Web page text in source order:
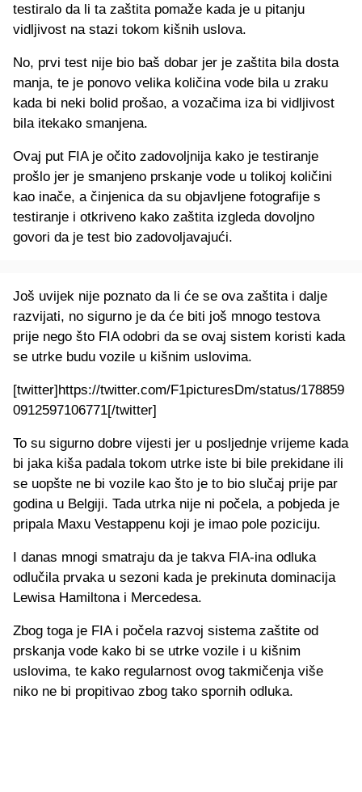
testiralo da li ta zaštita pomaže kada je u pitanju
vidljivost na stazi tokom kišnih uslova.
No, prvi test nije bio baš dobar jer je zaštita bila dosta
manja, te je ponovo velika količina vode bila u zraku
kada bi neki bolid prošao, a vozačima iza bi vidljivost
bila itekako smanjena.
Ovaj put FIA je očito zadovoljnija kako je testiranje
prošlo jer je smanjeno prskanje vode u tolikoj količini
kao inače, a činjenica da su objavljene fotografije s
testiranje i otkriveno kako zaštita izgleda dovoljno
govori da je test bio zadovoljavajući.
Još uvijek nije poznato da li će se ova zaštita i dalje
razvijati, no sigurno je da će biti još mnogo testova
prije nego što FIA odobri da se ovaj sistem koristi kada
se utrke budu vozile u kišnim uslovima.
[twitter]https://twitter.com/F1picturesDm/status/178859
0912597106771[/twitter]
To su sigurno dobre vijesti jer u posljednje vrijeme kada
bi jaka kiša padala tokom utrke iste bi bile prekidane ili
se uopšte ne bi vozile kao što je to bio slučaj prije par
godina u Belgiji. Tada utrka nije ni počela, a pobjeda je
pripala Maxu Vestappenu koji je imao pole poziciju.
I danas mnogi smatraju da je takva FIA-ina odluka
odlučila prvaka u sezoni kada je prekinuta dominacija
Lewisa Hamiltona i Mercedesa.
Zbog toga je FIA i počela razvoj sistema zaštite od
prskanja vode kako bi se utrke vozile i u kišnim
uslovima, te kako regularnost ovog takmičenja više
niko ne bi propitivao zbog tako spornih odluka.